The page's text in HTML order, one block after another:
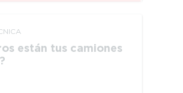
están tus camiones